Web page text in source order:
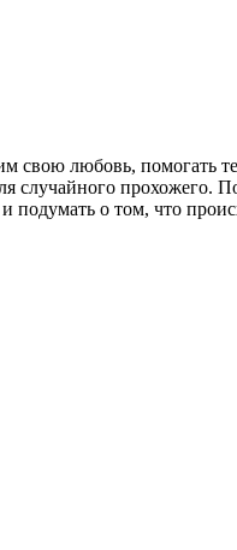
свою любовь, помогать
случайного прохожего.
о том, что